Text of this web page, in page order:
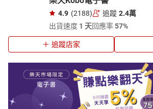
4.9 (2188) 追蹤 2.4萬
出貨速度 1 天回應率57%
追蹤店家